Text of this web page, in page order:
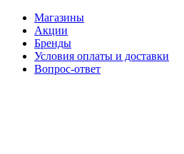
Магазины
Акции
Бренды
Условия оплаты и доставки
Вопрос-ответ